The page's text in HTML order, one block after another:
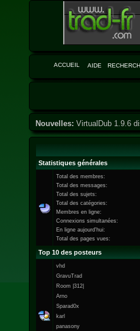
ACCUEIL AIDE
Nouvelles: VirtualDub 1.9.6
Statistiques générales
Total des membres:
Total des messages:
Total des sujets:
Total des catégories:
Membres en ligne:
Connexions simultanées:
En ligne aujourd'hui:
Total des pages vues:
Top 10 des posteurs
vhd
GravuTrad
Room |312|
Arno
Sparad0x
karl
panasony